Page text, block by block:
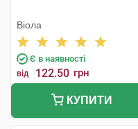
Віола
Є в наявності
від 122.50 грн
КУПИТИ